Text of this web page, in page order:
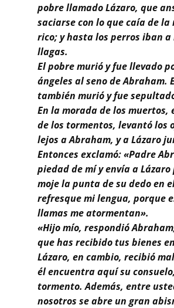
pobre llamado Lázaro, que
saciarse con lo que caía de la
rico; y hasta los perros iban a
llagas.
El pobre murió y fue llevado
ángeles al seno de Abraham.
también murió y fue
En la morada de los muertos,
de los tormentos, levantó los
lejos a Abraham, y a Lázaro
Entonces exclamó: «Padre
piedad de mí y envía a
moje la punta de su dedo en
refresque mi lengua, porque
llamas me atormentan».
«Hijo mío, respondió
que has recibido tus bienes
Lázaro, en cambio, recibió
él encuentra aquí su
tormento. Además, entre
nosotros se abre un gran